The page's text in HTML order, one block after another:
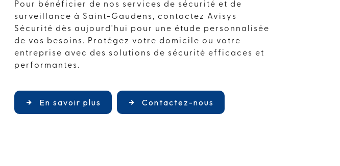
Pour bénéficier de nos services de sécurité et de
surveillance à Saint-Gaudens, contactez Avisys
Sécurité dès aujourd'hui pour une étude personnalisée
de vos besoins. Protégez votre domicile ou votre
entreprise avec des solutions de sécurité efficaces et
performantes.
En savoir plus Contactez-nous